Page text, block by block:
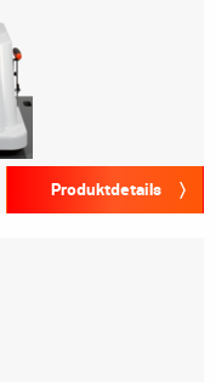
Produktdetails